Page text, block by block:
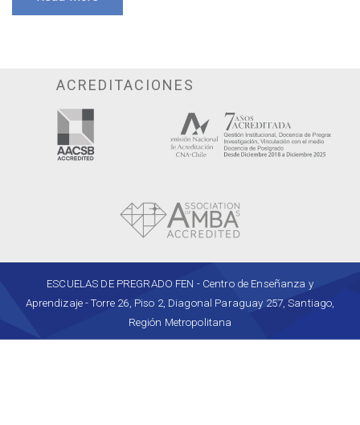
ACREDITACIONES
ESCUELAS DE PREGRADO FEN - Centro de Enseñanza y
Aprendizaje - Torre 26, Piso 2, Diagonal Paraguay 257, Santiago,
Región Metropolitana